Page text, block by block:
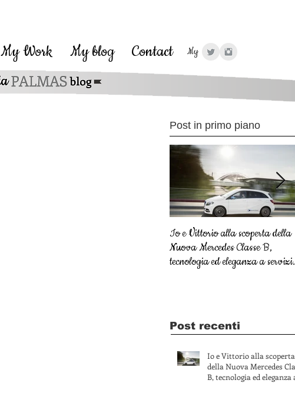
Post in primo piano
Io e Vittorio alla scoperta della
Nuova Mercedes Classe B,
tecnologia ed eleganza a
Post recenti
Io e Vittorio alla scoperta
della Nuova Mercedes
B, tecnologia ed eleganza
My Work My blog Contact My My